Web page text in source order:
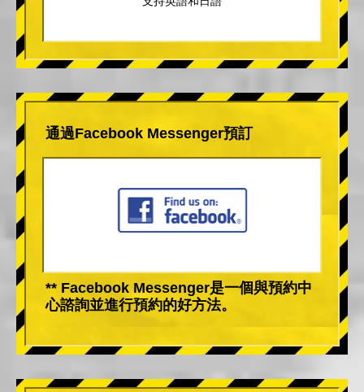
通過Facebook Messenger預訂
** Facebook Messenger是一個與預約中
心諮詢並進行預約的好方法。